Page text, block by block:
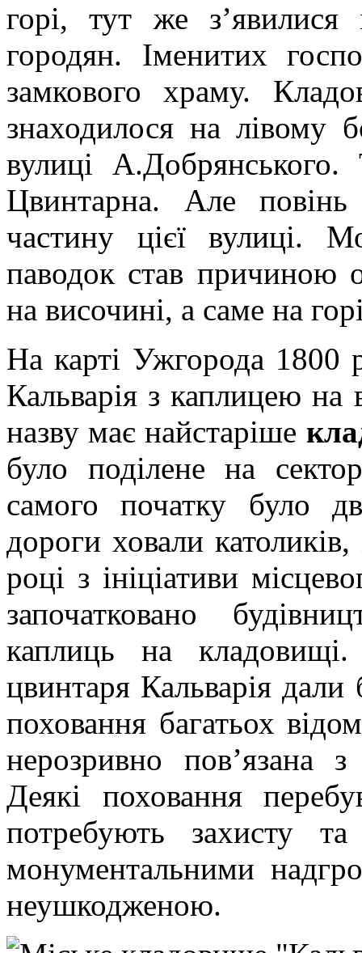
горі, тут же
городян. Іменитих
замкового храму.
знаходилося на
вулиці
Цвинтарна. Але
частину цієї вулиці.
паводок став причиною
на височині, а саме на
На карті Ужгорода 1800
Кальварія з каплицею на
назву має найстаріше
було поділене на
самого початку було
дороги ховали
році з ініціативи
започатковано
каплиць на кладовищі.
цвинтаря Кальварія дали
поховання багатьох
нерозривно пов’язана
Деякі поховання
потребують захисту
монументальними
неушкодженою.